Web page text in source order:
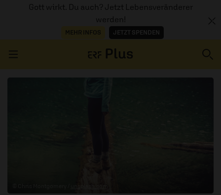
Gott wirkt. Du auch? Jetzt Lebensveränderer
werden!
MEHR INFOS JETZT SPENDEN